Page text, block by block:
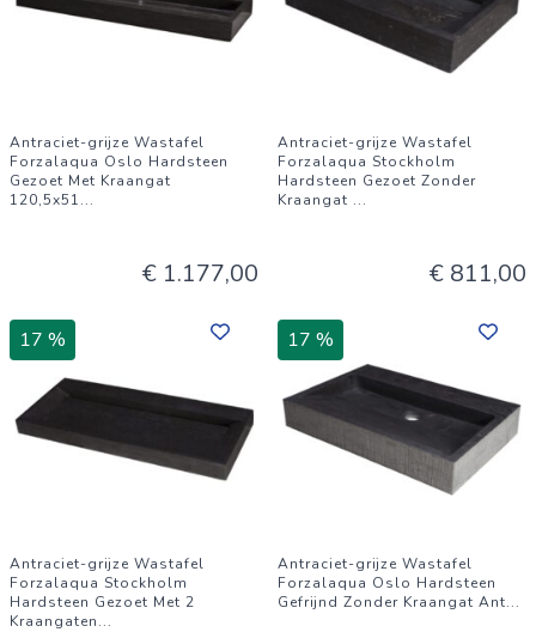
Antraciet-grijze Wastafel
Forzalaqua Oslo Hardsteen
Gezoet Met Kraangat
120,5x51...
€ 1.177,00
Antraciet-grijze Wastafel
Forzalaqua Stockholm
Hardsteen Gezoet Zonder
Kraangat ...
€ 811,00
17 %
Antraciet-grijze Wastafel
Forzalaqua Stockholm
Hardsteen Gezoet Met 2
Kraangaten...
17 %
Antraciet-grijze Wastafel
Forzalaqua Oslo Hardsteen
Gefrijnd Zonder Kraangat Ant...